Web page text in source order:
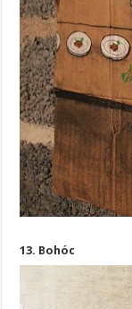
13. Bohóc